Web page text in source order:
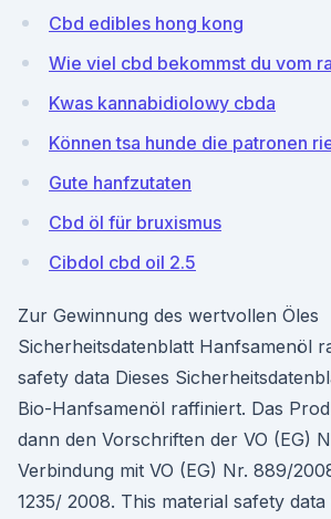
Cbd edibles hong kong
Wie viel cbd bekommst du vom
Kwas kannabidiolowy cbda
Können tsa hunde die patronen
Gute hanfzutaten
Cbd öl für bruxismus
Cibdol cbd oil 2.5
Zur Gewinnung des wertvollen Öles
Sicherheitsdatenblatt Hanfsamenöl
safety data Dieses
Bio-Hanfsamenöl raffiniert. Das
dann den Vorschriften der VO (EG)
Verbindung mit VO (EG) Nr. 889/
1235/ 2008. This material safety data